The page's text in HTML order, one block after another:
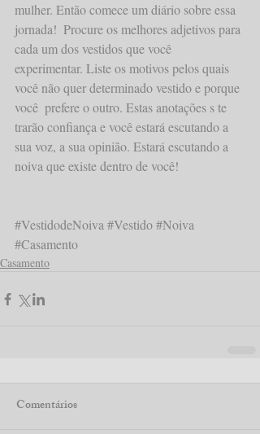
mulher. Então comece um diário sobre essa
jornada!  Procure os melhores adjetivos para
cada um dos vestidos que você
experimentar. Liste os motivos pelos quais
você não quer determinado vestido e porque
você  prefere o outro. Estas anotações s te
trarão confiança e você estará escutando a
sua voz, a sua opinião. Estará escutando a
noiva que existe dentro de você!
#VestidodeNoiva#Vestido#Noiva
#Casamento
Casamento
Comentários